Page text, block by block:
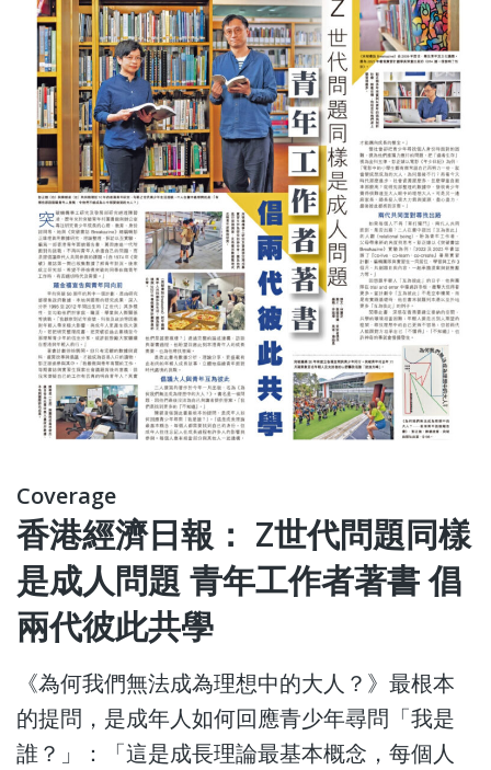
Coverage
香港經濟日報： Z世代問題同樣
是成人問題 青年工作者著書 倡
兩代彼此共學
《為何我們無法成為理想中的大人？》最根本
的提問，是成年人如何回應青少年尋問「我是
誰？」：「這是成長理論最基本概念，每個人